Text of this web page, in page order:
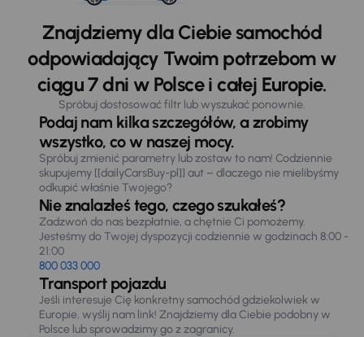
Znajdziemy dla Ciebie samochód
odpowiadający Twoim potrzebom w
ciągu 7 dni w Polsce i całej Europie.
Spróbuj dostosować filtr lub wyszukać ponownie.
Podaj nam kilka szczegółów, a zrobimy
wszystko, co w naszej mocy.
Spróbuj zmienić parametry lub zostaw to nam! Codziennie
skupujemy [[dailyCarsBuy-pl]] aut – dlaczego nie mielibyśmy
odkupić właśnie Twojego?
Nie znalazłeś tego, czego szukałeś?
Zadzwoń do nas bezpłatnie, a chętnie Ci pomożemy.
Jesteśmy do Twojej dyspozycji codziennie w godzinach 8:00 -
21:00
800 033 000
Transport pojazdu
Jeśli interesuje Cię konkretny samochód gdziekolwiek w
Europie, wyślij nam link! Znajdziemy dla Ciebie podobny w
Polsce lub sprowadzimy go z zagranicy.